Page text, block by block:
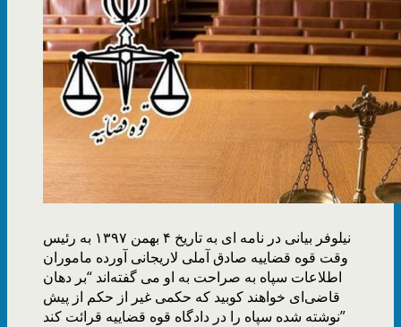
نیلوفر بیانی در نامه ای به تاریخ ۴ بهمن ۱۳۹۷ به رئیس
وقت قوه قضاییه صادق آملی لاریجانی آورده ماموران
اطلاعات سپاه به صراحت به او می گفته‌اند “بر دهان
قاضی‌ای خواهند کوبید که حکمی غیر از حکم از پیش
نوشته شده سپاه را در دادگاه قوه قضاییه قرائت کند”